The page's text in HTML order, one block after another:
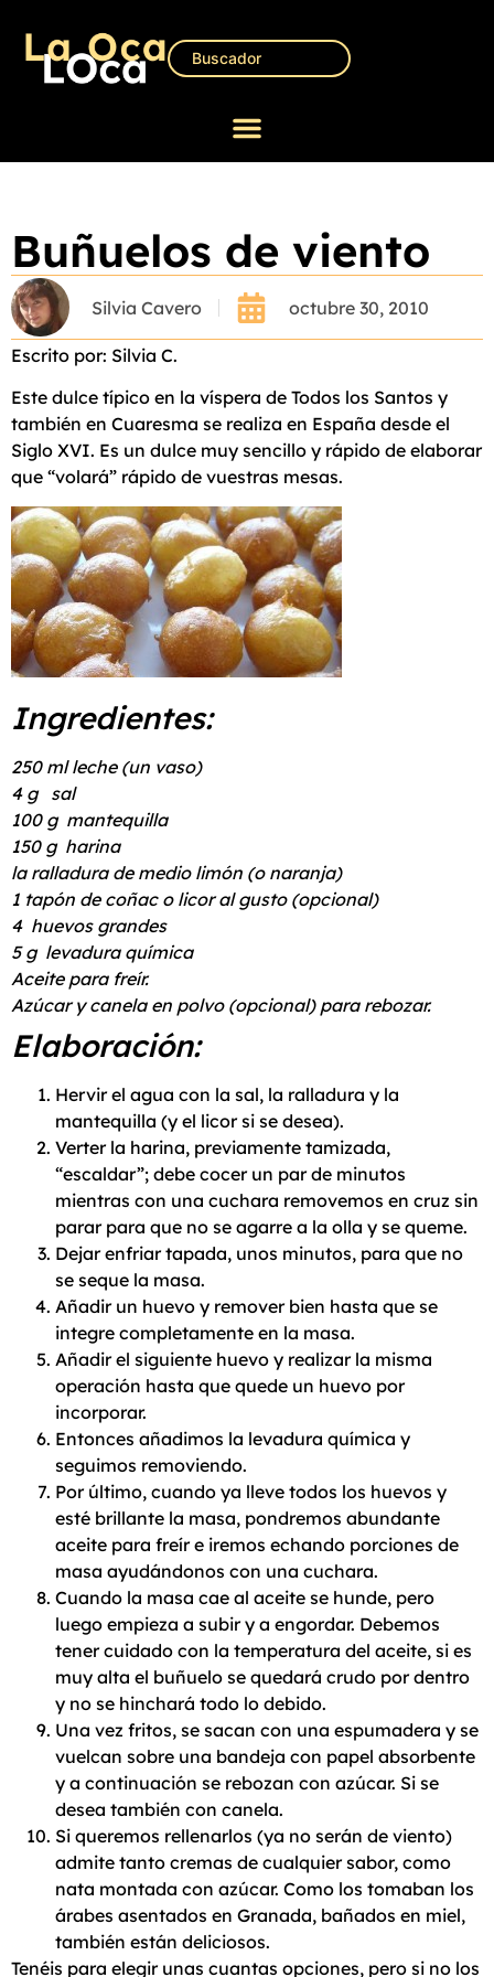
Buñuelos de viento
Silvia Cavero octubre 30, 2010
Escrito por: Silvia C.
Este dulce típico en la víspera de Todos los Santos y
también en Cuaresma se realiza en España desde el
Siglo XVI. Es un dulce muy sencillo y rápido de elaborar
que “volará” rápido de vuestras mesas.
Ingredientes:
250 ml leche (un vaso)
4 g sal
100 g mantequilla
150 g harina
la ralladura de medio limón (o naranja)
1 tapón de coñac o licor al gusto (opcional)
4 huevos grandes
5 g levadura química
Aceite para freír.
Azúcar y canela en polvo (opcional) para rebozar.
Elaboración:
Hervir el agua con la sal, la ralladura y la
mantequilla (y el licor si se desea).
Verter la harina, previamente tamizada,
“escaldar”; debe cocer un par de minutos
mientras con una cuchara removemos en cruz sin
parar para que no se agarre a la olla y se queme.
Dejar enfriar tapada, unos minutos, para que no
se seque la masa.
Añadir un huevo y remover bien hasta que se
integre completamente en la masa.
Añadir el siguiente huevo y realizar la misma
operación hasta que quede un huevo por
incorporar.
Entonces añadimos la levadura química y
seguimos removiendo.
Por último, cuando ya lleve todos los huevos y
esté brillante la masa, pondremos abundante
aceite para freír e iremos echando porciones de
masa ayudándonos con una cuchara.
Cuando la masa cae al aceite se hunde, pero
luego empieza a subir y a engordar. Debemos
tener cuidado con la temperatura del aceite, si es
muy alta el buñuelo se quedará crudo por dentro
y no se hinchará todo lo debido.
Una vez fritos, se sacan con una espumadera y se
vuelcan sobre una bandeja con papel absorbente
y a continuación se rebozan con azúcar. Si se
desea también con canela.
Si queremos rellenarlos (ya no serán de viento)
admite tanto cremas de cualquier sabor, como
nata montada con azúcar. Como los tomaban los
árabes asentados en Granada, bañados en miel,
también están deliciosos.
Tenéis para elegir unas cuantas opciones, pero si no los